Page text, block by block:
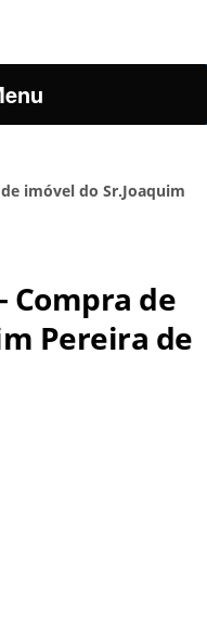
imóvel do Sr.Joaquim
Compra de
Pereira de